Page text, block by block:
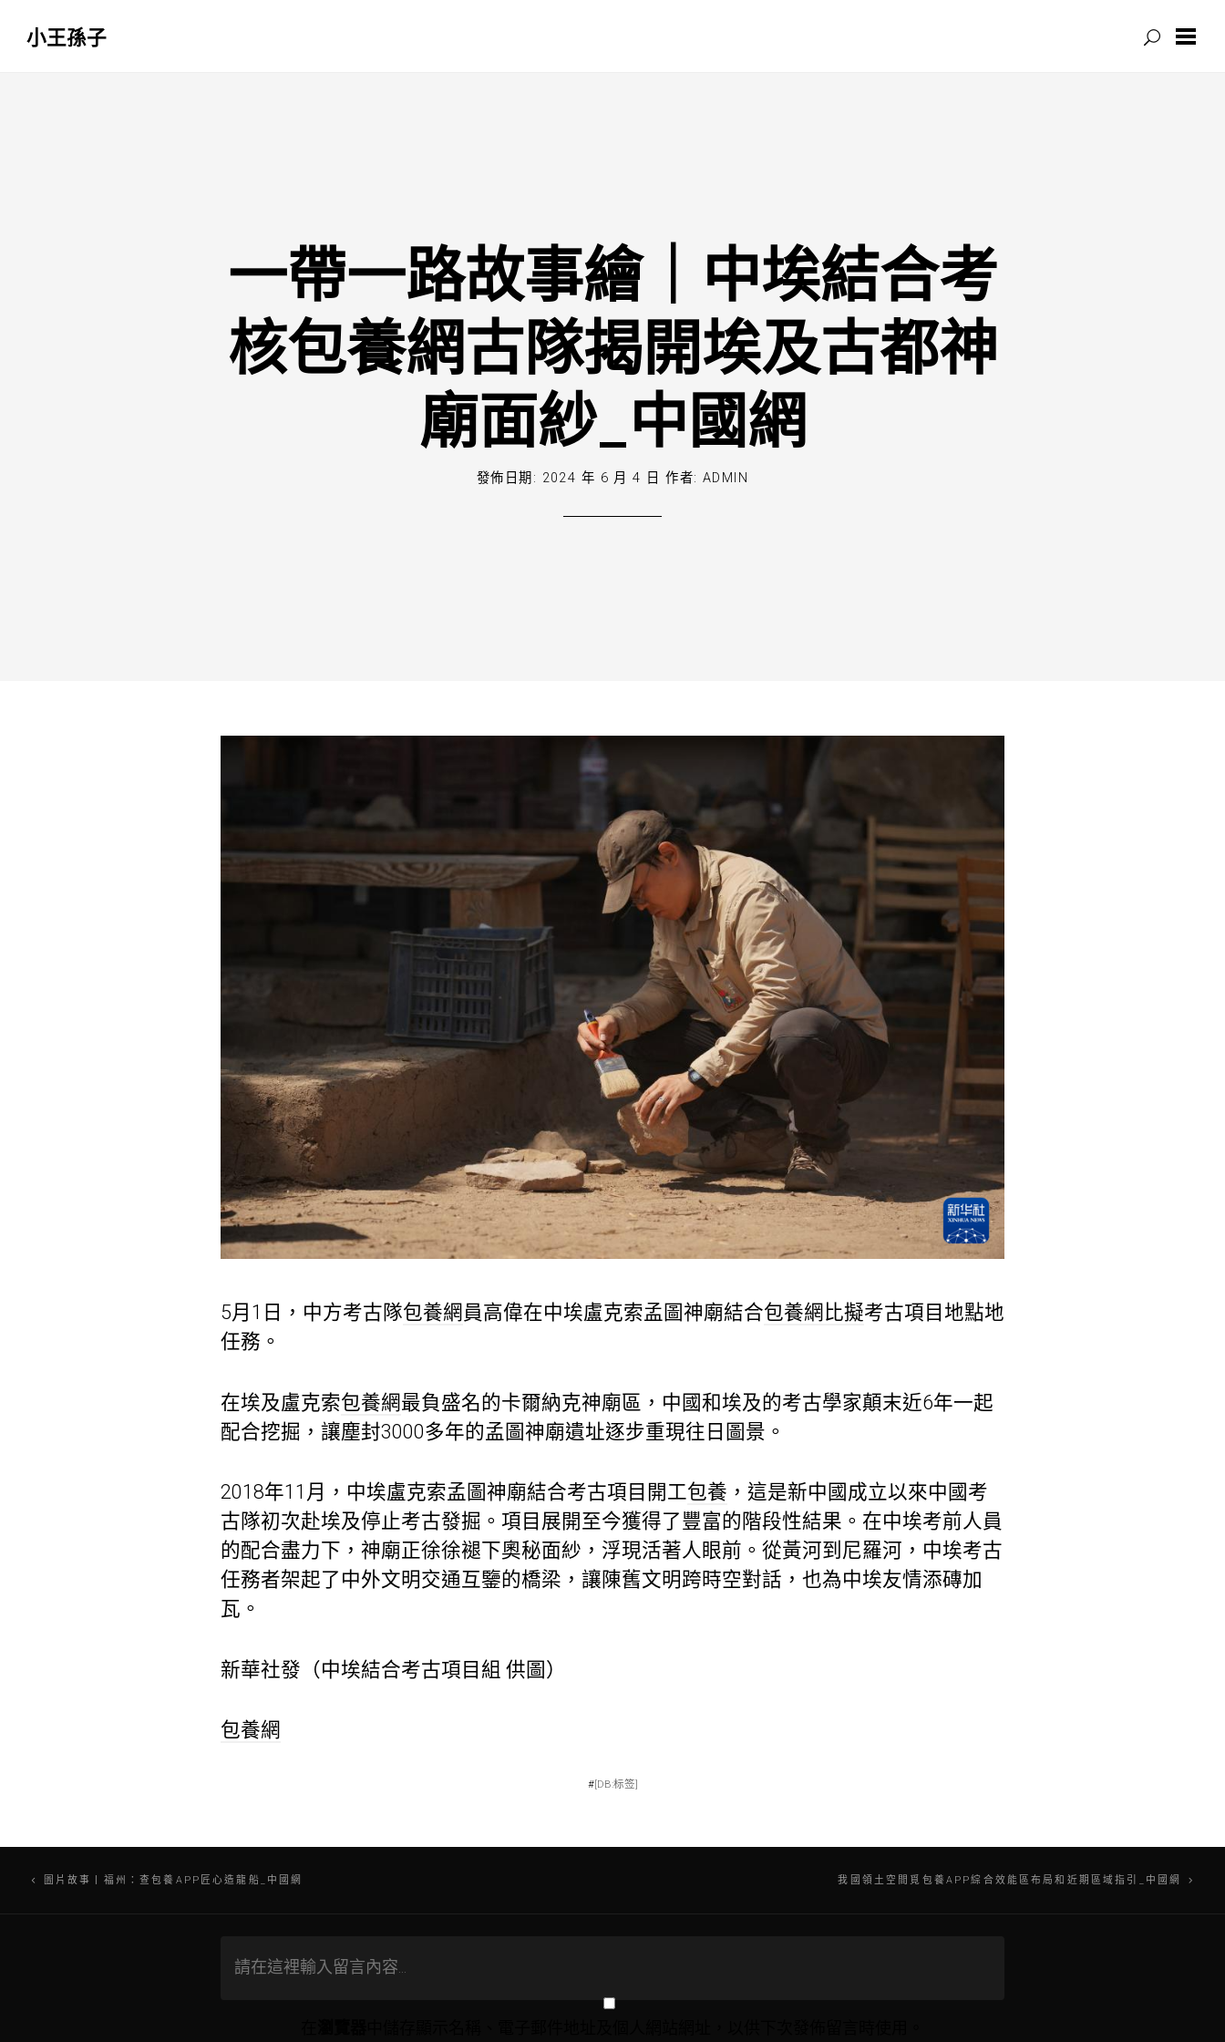
小王孫子
一帶一路故事繪｜中埃結合考
核包養網古隊揭開埃及古都神
廟面紗_中國網
發佈日期: 2024 年 6 月 4 日 作者: ADMIN
5月1日，中方考古隊包養網 員高偉在中埃盧克索孟圖神廟結合包養網比擬考古項目地點地
任務。
在埃及盧克索包養網最負盛名的卡爾納克神廟區，中國和埃及的考古學家顛末近6年一起
配合挖掘，讓塵封3000多年的孟圖神廟遺址逐步重現往日圖景。
2018年11月，中埃盧克索孟圖神廟結合考古項目開工包養 ，這是新中國成立以來中國考
古隊初次赴埃及停止考古發掘。項目展開至今獲得了豐富的階段性結果。在中埃考前人員
的配合盡力下，神廟正徐徐褪下奧秘面紗，浮現活著人眼前。從黃河到尼羅河，中埃考古
任務者架起了中外文明交通互鑒的橋梁，讓陳舊文明跨時空對話，也為中埃友情添磚加
瓦。
新華社發（中埃結合考古項目組 供圖）
包養網
#[DB:标签]
文
圖片故事丨福州：查包養APP匠心造龍船_中國網 我國領土空間覓包養APP綜合效能區布局和近期區域指引_中國網